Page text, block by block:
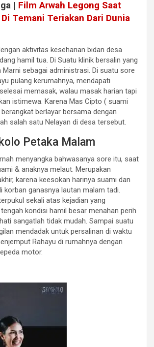
| Film Arwah Legong Saat
Temani Teriakan Dari Dunia
aktivitas keseharian bidan desa
hamil tua. Di Suatu klinik bersalin yang
Marni sebagai administrasi. Di suatu sore
pulang kerumahnya, mendapati
memasak, walau masak harian tapi
istimewa. Karena Mas Cipto ( suami
berlayar bersama dengan
salah satu Nelayan di desa tersebut.
Petaka Malam
menyangka bahwasanya sore itu, saat
& anaknya melaut. Merupakan
karena keesokan harinya suami dan
korban ganasnya lautan malam tadi.
sekali atas kejadian yang
kondisi hamil besar menahan perih
sangatlah tidak mudah. Sampai suatu
mendadak untuk persalinan di waktu
Rahayu di rumahnya dengan
motor.